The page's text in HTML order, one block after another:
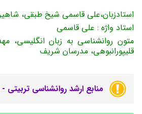
استادزبان،علی قاسمی شیخ طبقی،
استاد واژه : علی قاسمی
متون روانشناسی به زبان انگلیسی،
قلیپورانبوهی، مدرسان شریف
منابع ارشد روانشناسی